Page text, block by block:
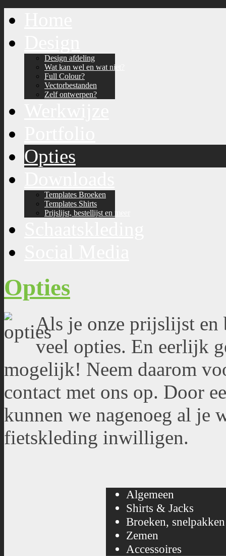
Design afdeling
Wat kan wel en wat niet?
Full Colour?
Vectorbestanden
Zelf ontwerpen?
Opties
Templates Broeken
Templates Shirts
Prijslijst, bestellijst en meer
Opties
Als je onze prijslijst
veel opties. En eerlijk
mogelijk! Neem daarom
contact met ons op. Door
kunnen we nagenoeg al je
fietskleding inwilligen.
Algemeen
Shirts & Jacks
Broeken,
Zemen
Accessoires